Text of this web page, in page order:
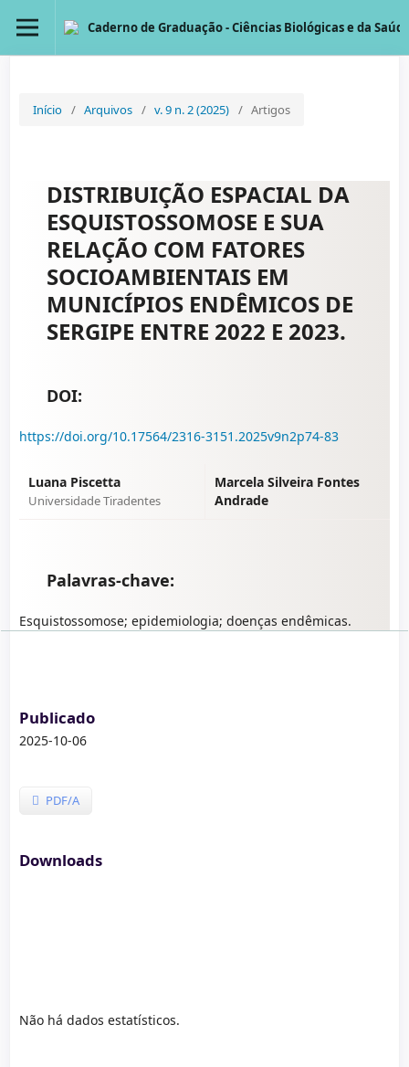
Caderno de Graduação - Ciências Biológicas e da Saúde
Início / Arquivos / v. 9 n. 2 (2025) / Artigos
DISTRIBUIÇÃO ESPACIAL DA
ESQUISTOSSOMOSE E SUA
RELAÇÃO COM FATORES
SOCIOAMBIENTAIS EM
MUNICÍPIOS ENDÊMICOS DE
SERGIPE ENTRE 2022 E 2023.
DOI:
https://doi.org/10.17564/2316-3151.2025v9n2p74-83
Luana Piscetta
Universidade Tiradentes
Marcela Silveira Fontes
Andrade
Palavras-chave:
Esquistossomose; epidemiologia; doenças endêmicas.
Publicado
2025-10-06
PDF/A
Downloads
Não há dados estatísticos.